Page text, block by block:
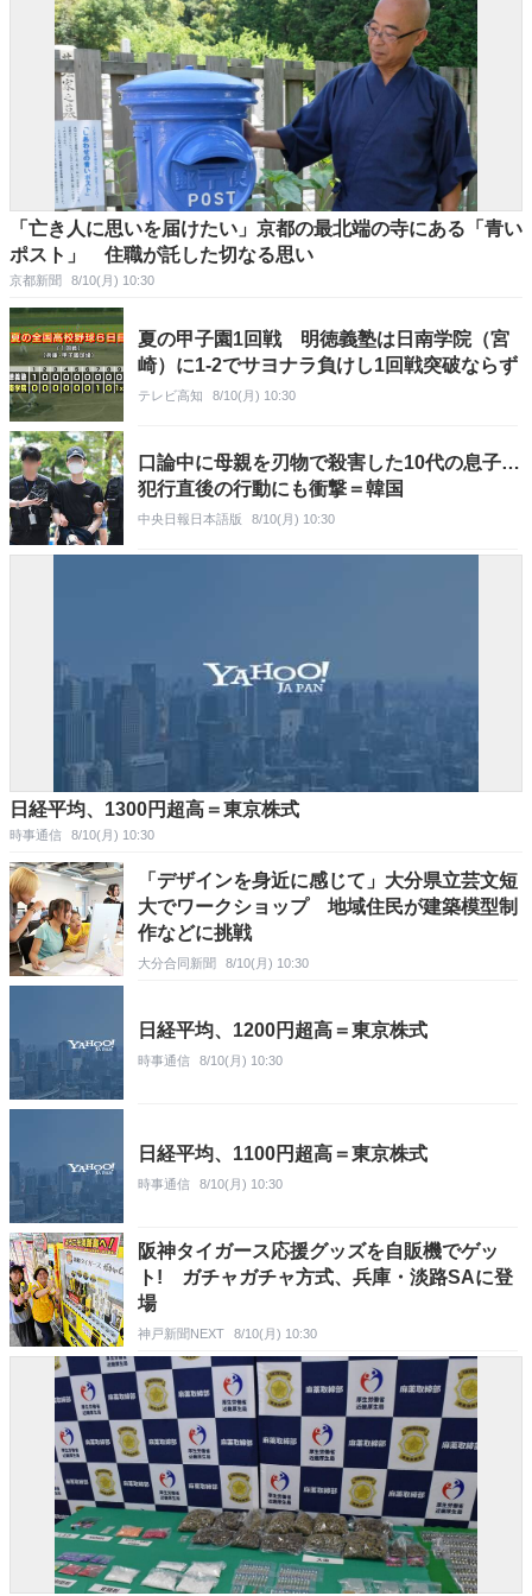
「亡き人に思いを届けたい」京都の最北端の寺にある「青い
ポスト」 住職が託した切なる思い
京都新聞 8/10(月) 10:30
夏の甲子園1回戦 明徳義塾は日南学院（宮
崎）に1-2でサヨナラ負けし1回戦突破ならず
テレビ高知 8/10(月) 10:30
口論中に母親を刃物で殺害した10代の息子…
犯行直後の行動にも衝撃＝韓国
中央日報日本語版 8/10(月) 10:30
日経平均、1300円超高＝東京株式
時事通信 8/10(月) 10:30
「デザインを身近に感じて」大分県立芸文短
大でワークショップ 地域住民が建築模型制
作などに挑戦
大分合同新聞 8/10(月) 10:30
日経平均、1200円超高＝東京株式
時事通信 8/10(月) 10:30
日経平均、1100円超高＝東京株式
時事通信 8/10(月) 10:30
阪神タイガース応援グッズを自販機でゲッ
ト! ガチャガチャ方式、兵庫・淡路SAに登
場
神戸新聞NEXT 8/10(月) 10:30